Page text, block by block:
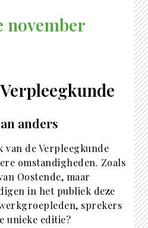
november
anders
van de Verpleegkunde
omstandigheden. Zoals
Oostende, maar
in het publiek deze
sprekers
unieke editie?